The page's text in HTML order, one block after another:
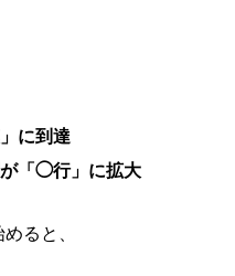
に到達
「◯行」に拡大
ると、